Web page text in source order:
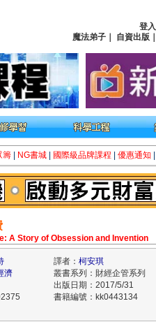
登入
魔法弟子
自資出版
籌 NG書城 國際級品牌課程 優惠通知
A Story of Obsession and Invention
譯者： 柯安琪
濟
叢書系列：財經企管系列
出版日期：2017/5/31
書籍編號：kk0443134